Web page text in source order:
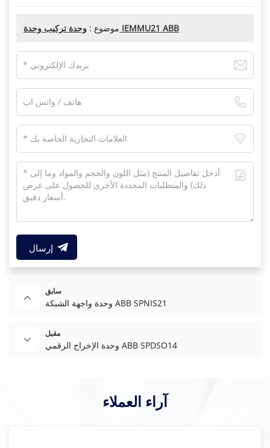
موضوع : وحدة تركيب وحدة IEMMU21 ABB
إرسال
سابق
وحدة واجهة الشبكة ABB SPNIS21
مقبل
وحدة الإخراج الرقمي ABB SPDSO14
آراء العملاء